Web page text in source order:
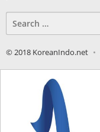
for:
© 2018 KoreanIndo.net